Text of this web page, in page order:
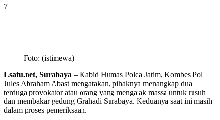
7
Foto: (istimewa)
Lsatu.net, Surabaya – Kabid Humas Polda Jatim, Kombes Pol
Jules Abraham Abast mengatakan, pihaknya menangkap dua
terduga provokator atau orang yang mengajak massa untuk rusuh
dan membakar gedung Grahadi Surabaya. Keduanya saat ini masih
dalam proses pemeriksaan.